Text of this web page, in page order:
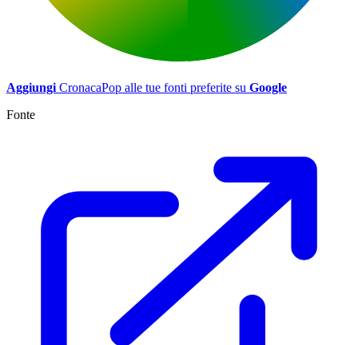
Aggiungi CronacaPop alle tue fonti preferite su Google
Fonte